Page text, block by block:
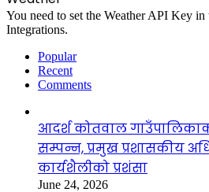
You need to set the Weather API Key in
Integrations.
Popular
Recent
Comments
आदर्श कोतवाल
सम्पन्न, प्रमुख प्रशासकीय
कार्यशैलीको प्रशंसा
June 24, 2026